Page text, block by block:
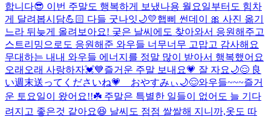
합니다😎 이번 주말도 행복하게 보냈나용 월요일부터도 힘차
게 달려봅시담💪🏻 다들 굿나잇🌙💛햅삐 썬데이 🎀 사진 옮기
느라 뒤늦게 올려보아요! 궂은 날씨에도 찾아와서 응원해주고
스트리밍으로도 응원해준 와우들 너무너무 고맙고 감사해요
무대하는 내내 와우들 에너지를 정말 많이 받아서 행복했어요
오래오래 사랑하자💓💙즐거운 주말 보내요💗 잘 자요🌙😌 良
い週末送ってくださいね💗 おやすみぃ🌙😌와우들~~~즐거
운 토요일이 왔어요!!☘️ 주말은 특별한 일들이 없어도 늘 기다
려지고 좋은것 같아요😆 날씨도 점점 쌀쌀해 지니까,옷도 따